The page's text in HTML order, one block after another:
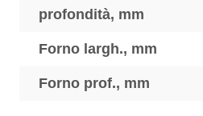
profondità, mm
Forno largh., mm
Forno prof., mm